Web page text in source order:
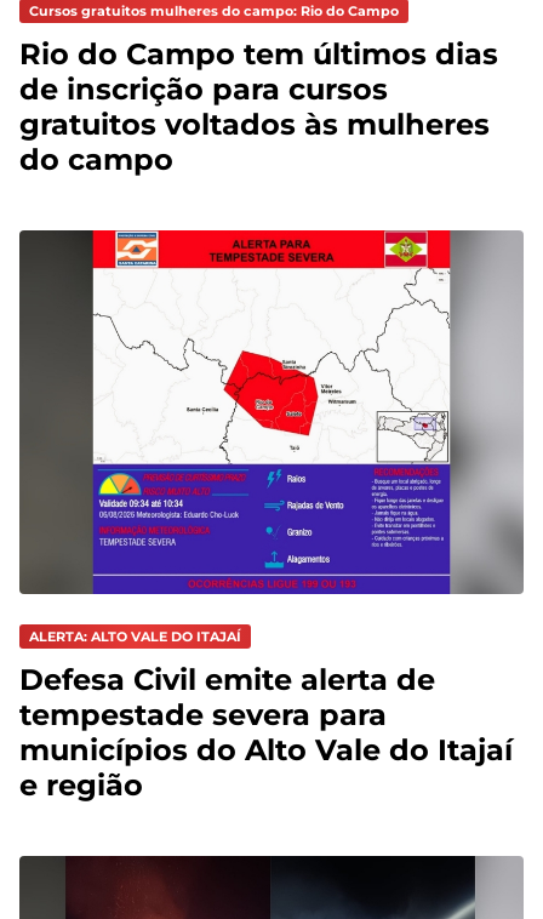
Cursos gratuitos mulheres do campo: Rio do Campo
Rio do Campo tem últimos dias
de inscrição para cursos
gratuitos voltados às mulheres
do campo
ALERTA: ALTO VALE DO ITAJAÍ
Defesa Civil emite alerta de
tempestade severa para
municípios do Alto Vale do Itajaí
e região